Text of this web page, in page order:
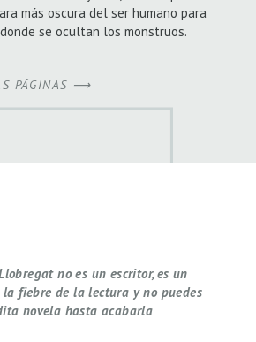
no es un escritor, es un
la fiebre de la lectura y no puedes
novela hasta acabarla
más oscura del ser humano para
se ocultan los monstruos.
PÁGINAS ⟶